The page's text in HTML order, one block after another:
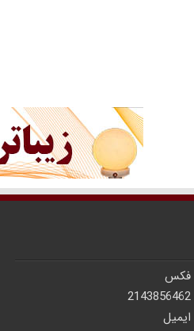
فکس
2143856462
ایمیل